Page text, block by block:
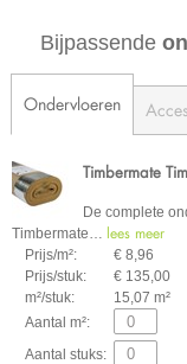
Bijpassende
Ondervloeren
Timbermate
De complete
Timbermate… lees meer
Prijs/m²:
€ 8,96
Prijs/stuk:
€ 135,00
m²/stuk:
15,07 m²
Aantal m²:
Aantal stuks: